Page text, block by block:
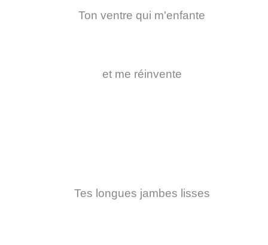
Ton ventre qui m'enfante
et me réinvente
Tes longues jambes lisses